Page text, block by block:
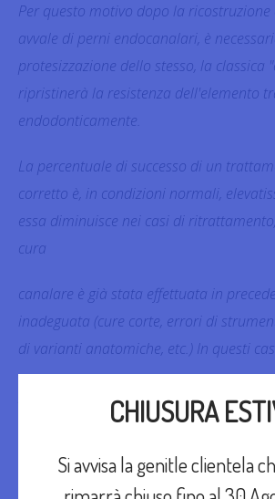
Per questo motivo dopo la ricostruzione
avvale di perni endocanalari, è
protesizzazione dello stesso, la classica
ripristinerà la resistenza dell'elemento
endodonticamente.
La percentuale di successo di un
corretto è, in condizioni normali,
essa diminuisce nei casi di
cura
canalare è già stata effettuata in
inadeguata (cure corte, errori di
di varianti anatomiche, etc.) In questi
che consiste in una rimozione chirurgica
CHIUSURA
Si avvisa la genitle clientela